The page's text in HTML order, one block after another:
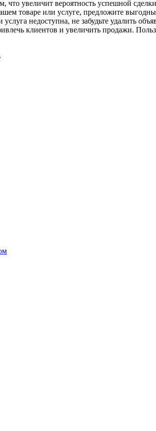
что увеличит вероятность успешной
товаре или услуге, предложите
недоступна, не забудьте удалить
клиентов и увеличить продажи.
.